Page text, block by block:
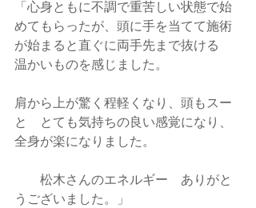
「心身ともに不調で重苦しい状態で始
めてもらったが、頭に手を当てて施術
が始まると直ぐに両手先まで抜ける
温かいものを感じました。
肩から上が驚く程軽くなり、頭もスー
と　とても気持ちの良い感覚になり、
全身が楽になりました。
松木さんのエネルギー　ありがと
うございました。」